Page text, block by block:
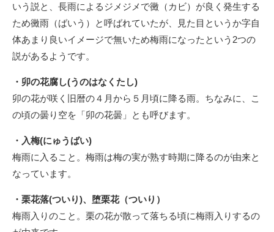
いう説と、長雨によるジメジメで黴（カビ）が良く発生する
ため黴雨（ばいう）と呼ばれていたが、見た目というか字自
体あまり良いイメージで無いため梅雨になったという2つの
説があるようです。
・卯の花腐し(うのはなくたし)
卯の花が咲く旧暦の４月から５月頃に降る雨。ちなみに、こ
の頃の曇り空を「卯の花曇」とも呼びます。
・入梅(にゅうばい)
梅雨に入ること。梅雨は梅の実が熟す時期に降るのが由来と
なっています。
・栗花落(ついり)、堕栗花（ついり）
梅雨入りのこと。栗の花が散って落ちる頃に梅雨入りするの